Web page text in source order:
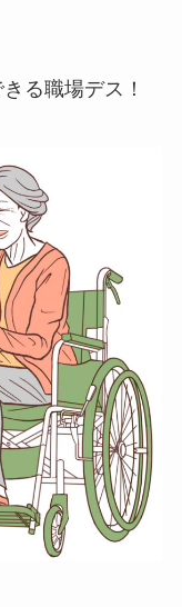
る職場デス！